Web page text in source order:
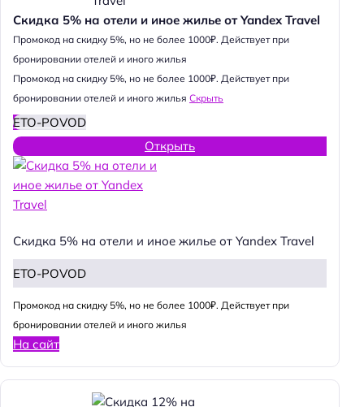
Скидка 5% на отели и иное жилье от Yandex Travel
Промокод на скидку 5%, но не более 1000₽. Действует при
бронировании отелей и иного жилья
Промокод на скидку 5%, но не более 1000₽. Действует при
бронировании отелей и иного жилья Скрыть
ETO-POVOD
Открыть
Скидка 5% на отели и иное жилье от Yandex Travel
ETO-POVOD
Промокод на скидку 5%, но не более 1000₽. Действует при
бронировании отелей и иного жилья
На сайт